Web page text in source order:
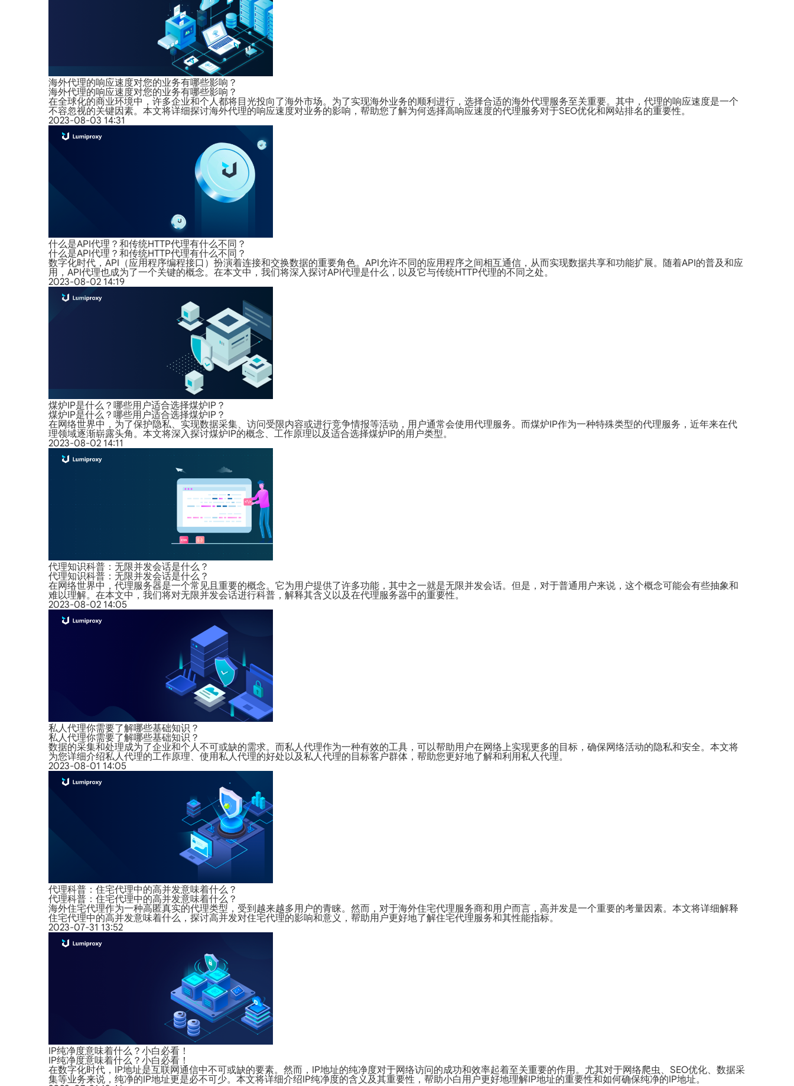
海外代理的响应速度对您的业务有哪些影响？
海外代理的响应速度对您的业务有哪些影响？
在全球化的商业环境中，许多企业和个人都将目光投向了海外市场。为了实现海外业务的顺利进行，选择合适的海外代理服务至关重要。其中，代理的响应速度是一个
不容忽视的关键因素。本文将详细探讨海外代理的响应速度对业务的影响，帮助您了解为何选择高响应速度的代理服务对于SEO优化和网站排名的重要性。
2023-08-03 14:31
什么是API代理？和传统HTTP代理有什么不同？
什么是API代理？和传统HTTP代理有什么不同？
数字化时代，API（应用程序编程接口）扮演着连接和交换数据的重要角色。API允许不同的应用程序之间相互通信，从而实现数据共享和功能扩展。随着API的普及和应
用，API代理也成为了一个关键的概念。在本文中，我们将深入探讨API代理是什么，以及它与传统HTTP代理的不同之处。
2023-08-02 14:19
煤炉IP是什么？哪些用户适合选择煤炉IP？
煤炉IP是什么？哪些用户适合选择煤炉IP？
在网络世界中，为了保护隐私、实现数据采集、访问受限内容或进行竞争情报等活动，用户通常会使用代理服务。而煤炉IP作为一种特殊类型的代理服务，近年来在代
理领域逐渐崭露头角。本文将深入探讨煤炉IP的概念、工作原理以及适合选择煤炉IP的用户类型。
2023-08-02 14:11
代理知识科普：无限并发会话是什么？
代理知识科普：无限并发会话是什么？
在网络世界中，代理服务器是一个常见且重要的概念。它为用户提供了许多功能，其中之一就是无限并发会话。但是，对于普通用户来说，这个概念可能会有些抽象和
难以理解。在本文中，我们将对无限并发会话进行科普，解释其含义以及在代理服务器中的重要性。
2023-08-02 14:05
私人代理你需要了解哪些基础知识？
私人代理你需要了解哪些基础知识？
数据的采集和处理成为了企业和个人不可或缺的需求。而私人代理作为一种有效的工具，可以帮助用户在网络上实现更多的目标，确保网络活动的隐私和安全。本文将
为您详细介绍私人代理的工作原理、使用私人代理的好处以及私人代理的目标客户群体，帮助您更好地了解和利用私人代理。
2023-08-01 14:05
代理科普：住宅代理中的高并发意味着什么？
代理科普：住宅代理中的高并发意味着什么？
海外住宅代理作为一种高匿真实的代理类型，受到越来越多用户的青睐。然而，对于海外住宅代理服务商和用户而言，高并发是一个重要的考量因素。本文将详细解释
住宅代理中的高并发意味着什么，探讨高并发对住宅代理的影响和意义，帮助用户更好地了解住宅代理服务和其性能指标。
2023-07-31 13:52
IP纯净度意味着什么？小白必看！
IP纯净度意味着什么？小白必看！
在数字化时代，IP地址是互联网通信中不可或缺的要素。然而，IP地址的纯净度对于网络访问的成功和效率起着至关重要的作用。尤其对于网络爬虫、SEO优化、数据采
集等业务来说，纯净的IP地址更是必不可少。本文将详细介绍IP纯净度的含义及其重要性，帮助小白用户更好地理解IP地址的重要性和如何确保纯净的IP地址。